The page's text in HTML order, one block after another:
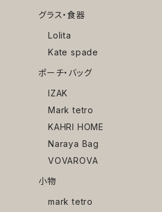
グラス・食器
Lolita
Kate spade
ポーチ・バッグ
IZAK
Mark tetro
KAHRI HOME
Naraya Bag
VOVAROVA
小物
mark tetro